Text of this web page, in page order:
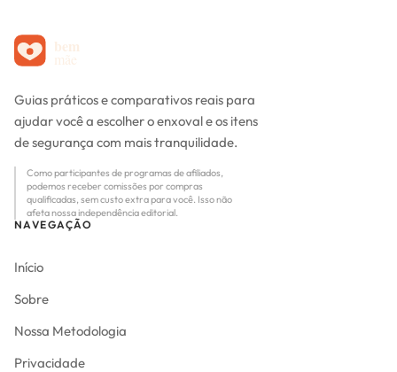
Guias práticos e comparativos reais para
ajudar você a escolher o enxoval e os itens
de segurança com mais tranquilidade.
Como participantes de programas de afiliados,
podemos receber comissões por compras
qualificadas, sem custo extra para você. Isso não
afeta nossa independência editorial.
NAVEGAÇÃO
Início
Sobre
Nossa Metodologia
Privacidade